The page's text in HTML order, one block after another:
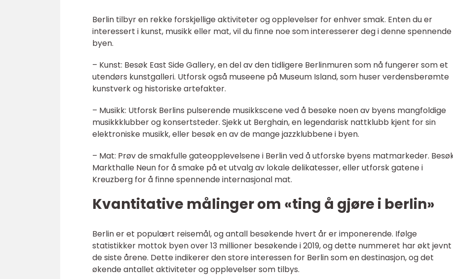
Berlin tilbyr en rekke forskjellige aktiviteter og opplevelser for enhver smak. Enten du er
interessert i kunst, musikk eller mat, vil du finne noe som interesserer deg i denne spennende
byen.
– Kunst: Besøk East Side Gallery, en del av den tidligere Berlinmuren som nå fungerer som et
utendørs kunstgalleri. Utforsk også museene på Museum Island, som huser verdensberømte
kunstverk og historiske artefakter.
– Musikk: Utforsk Berlins pulserende musikkscene ved å besøke noen av byens mangfoldige
musikkklubber og konsertsteder. Sjekk ut Berghain, en legendarisk nattklubb kjent for sin
elektroniske musikk, eller besøk en av de mange jazzklubbene i byen.
– Mat: Prøv de smakfulle gateopplevelsene i Berlin ved å utforske byens matmarkeder.
Markthalle Neun for å smake på et utvalg av lokale delikatesser, eller utforsk gatene i
Kreuzberg for å finne spennende internasjonal mat.
Kvantitative målinger om «ting å gjøre i berlin»
Berlin er et populært reisemål, og antall besøkende hvert år er imponerende. Ifølge
statistikker mottok byen over 13 millioner besøkende i 2019, og dette nummeret har økt jevnt
de siste årene. Dette indikerer den store interessen for Berlin som en destinasjon, og det
økende antallet aktiviteter og opplevelser som tilbys.